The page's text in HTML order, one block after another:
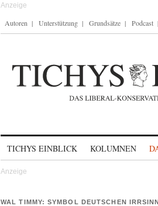
Autoren Unterstützung Grundsätze Podcast
TICHYS EINBLICK KOLUMNEN
WAL TIMMY: SYMBOL DEUTSCHEN